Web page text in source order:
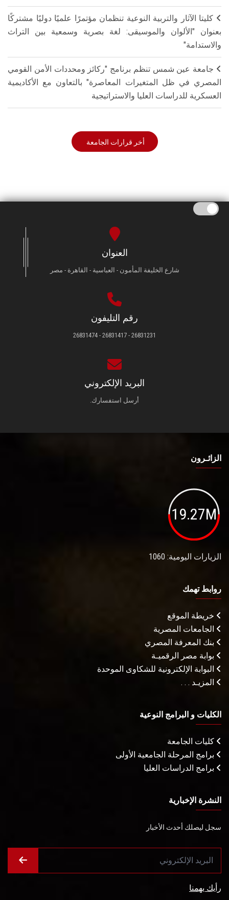
كليتا الآثار والتربية النوعية تنظمان مؤتمرًا علميًا دوليًا مشتركًا
بعنوان "الألوان والموسيقى: لغة بصرية وسمعية بين التراث
والاستدامة"
جامعة عين شمس تنظم برنامج "ركائز ومحددات الأمن القومي
المصري في ظل المتغيرات المعاصرة" بالتعاون مع الأكاديمية
العسكرية للدراسات العليا والاستراتيجية
أخر قرارات الجامعة
العنوان
شارع الخليفة المأمون - العباسية - القاهرة - مصر
رقم التليفون
26831231 - 26831417 - 26831474
البريد الإلكتروني
أرسل استفسارك.
الزائـرون
19.27M
الزيارات اليومية: 1060
روابط تهمك
خريطة الموقع
الجامعات المصرية
بنك المعرفة المصري
بوابة مصر الرقميـة
البوابة الإلكترونية للشكاوى الموحدة
المزيـد . . .
الكليات و البرامج النوعية
كليات الجامعة
برامج المرحلة الجامعية الأولى
برامج الدراسات العليا
النشرة الإخبارية
سجل ليصلك أحدث الأخبار
رأيك يهمنا